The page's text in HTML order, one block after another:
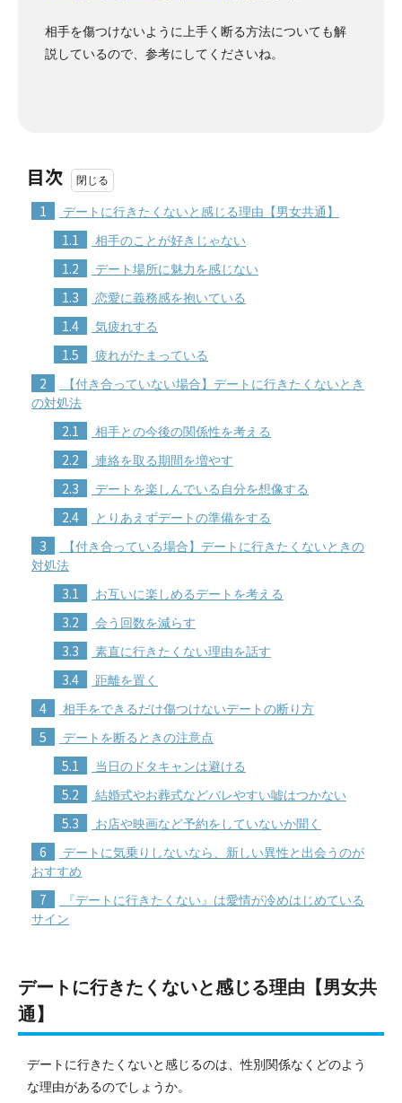
相手を傷つけないように上手く断る方法についても解
説しているので、参考にしてくださいね。
目次
1 デートに行きたくないと感じる理由【男女共通】
1.1 相手のことが好きじゃない
1.2 デート場所に魅力を感じない
1.3 恋愛に義務感を抱いている
1.4 気疲れする
1.5 疲れがたまっている
2
【付き合っていない場合】デートに行きたくないとき
の対処法
2.1 相手との今後の関係性を考える
2.2 連絡を取る期間を増やす
2.3 デートを楽しんでいる自分を想像する
2.4 とりあえずデートの準備をする
3
【付き合っている場合】デートに行きたくないときの
対処法
3.1 お互いに楽しめるデートを考える
3.2 会う回数を減らす
3.3 素直に行きたくない理由を話す
3.4 距離を置く
4 相手をできるだけ傷つけないデートの断り方
5 デートを断るときの注意点
5.1 当日のドタキャンは避ける
5.2 結婚式やお葬式などバレやすい嘘はつかない
5.3 お店や映画など予約をしていないか聞く
6
デートに気乗りしないなら、新しい異性と出会うのが
おすすめ
7
『デートに行きたくない』は愛情が冷めはじめている
サイン
デートに行きたくないと感じる理由【男女共
通】
デートに行きたくないと感じるのは、性別関係なくどのよう
な理由があるのでしょうか。